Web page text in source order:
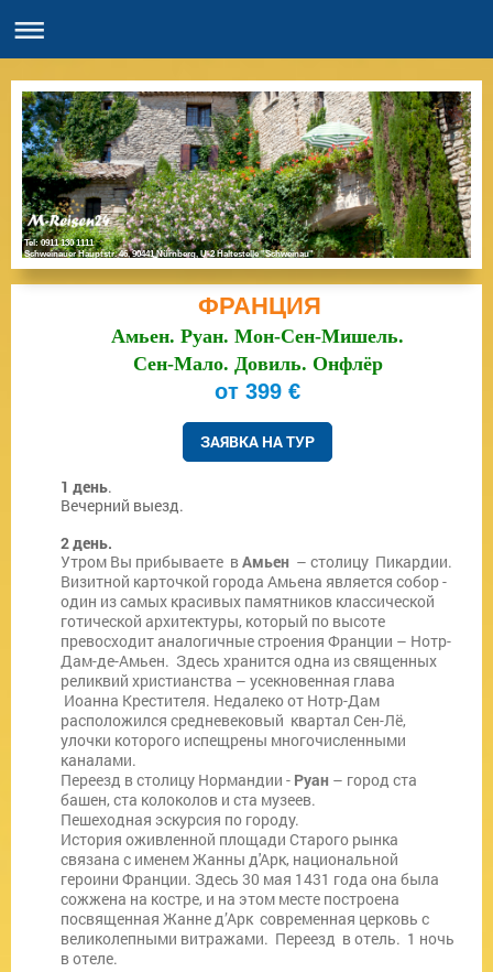
Tel: 0911 130 1111
Schweinauer Hauptstr. 46, 90441 Nürnberg, U-2 Haltestelle "Schweinau"
ФРАНЦИЯ
Амьен. Руан. Мон-Сен-Мишель.
Сен-Мало. Довиль. Онфлёр
от 399 €
ЗАЯВКА НА ТУР
1 день.
Вечерний выезд.
2 день.
Утром Вы прибываете вАмьен – столицу Пикардии.
Визитной карточкой города Амьена является собор -
один из самых красивых памятников классической
готической архитектуры, который по высоте
превосходит аналогичные строения Франции – Нотр-
Дам-де-Амьен. Здесь хранится одна из священных
реликвий христианства – усекновенная глава
Иоанна Крестителя. Недалеко от Нотр-Дам
расположился средневековый квартал Сен-Лё,
улочки которого испещрены многочисленными
каналами.
Переезд в столицу Нормандии - Руан – город ста
башен, ста колоколов и ста музеев.
Пешеходная эскурсия по городу.
История оживленной площади Старого рынка
связана с именем Жанны д'Арк, национальной
героини Франции. Здесь 30 мая 1431 года она была
сожжена на костре, и на этом месте построена
посвященная Жанне д’Арк современная церковь с
великолепными витражами. Переезд в отель. 1 ночь
в отеле.